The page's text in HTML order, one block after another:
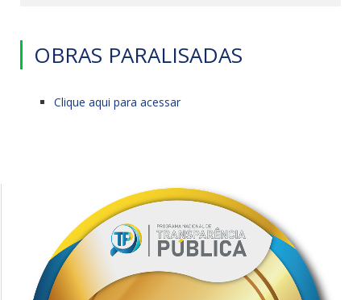
OBRAS PARALISADAS
Clique aqui para acessar